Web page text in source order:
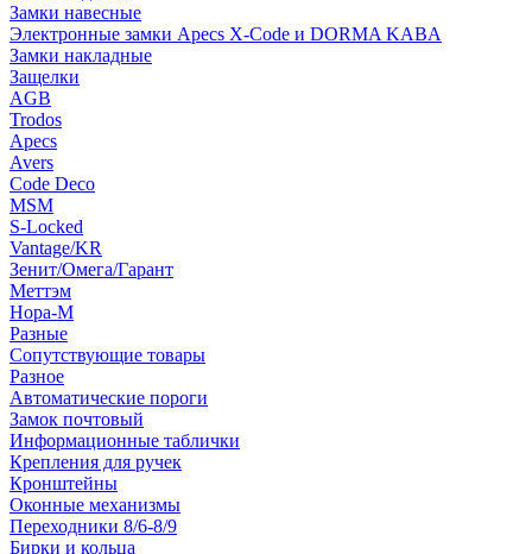
Замки навесные
Электронные замки Apecs X-Code и DORMA KABA
Замки накладные
Защелки
AGB
Trodos
Apecs
Avers
Code Deco
MSM
S-Locked
Vantage/KR
Зенит/Омега/Гарант
Меттэм
Нора-М
Разные
Сопутствующие товары
Разное
Автоматические пороги
Замок почтовый
Информационные таблички
Крепления для ручек
Кронштейны
Оконные механизмы
Переходники 8/6-8/9
Бирки и кольца